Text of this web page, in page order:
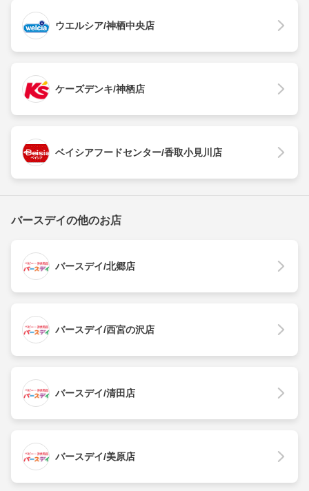
ウエルシア/神栖中央店
ケーズデンキ/神栖店
ベイシアフードセンター/香取小見川店
バースデイの他のお店
バースデイ/北郷店
バースデイ/西宮の沢店
バースデイ/清田店
バースデイ/美原店